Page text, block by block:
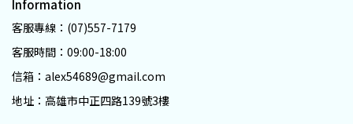
Information
客服專線：(07)557-7179
客服時間：09:00-18:00
信箱：alex54689@gmail.com
地址：高雄市中正四路139號3樓